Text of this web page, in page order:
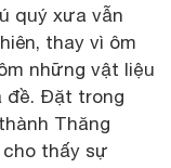
quý xưa vẫn
thay vì ôm
những vật liệu
đề. Đặt trong
Thăng
thấy sự